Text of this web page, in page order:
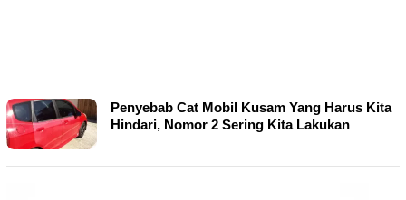
Penyebab Cat Mobil Kusam Yang Harus Kita
Hindari, Nomor 2 Sering Kita Lakukan